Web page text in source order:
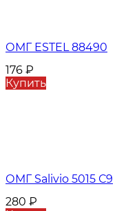
ОМГ ESTEL 88490
176 ₽
Купить
ОМГ Salivio 5015 С9
280 ₽